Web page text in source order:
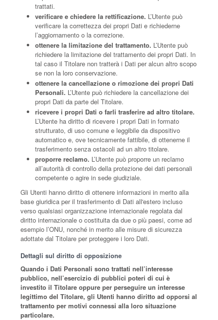
trattati.
verificare e chiedere la rettificazione. L’Utente può
verificare la correttezza dei propri Dati e richiederne
l’aggiornamento o la correzione.
ottenere la limitazione del trattamento. L’Utente può
richiedere la limitazione del trattamento dei propri Dati. In
tal caso il Titolare non tratterà i Dati per alcun altro scopo
se non la loro conservazione.
ottenere la cancellazione o rimozione dei propri Dati
Personali. L’Utente può richiedere la cancellazione dei
propri Dati da parte del Titolare.
ricevere i propri Dati o farli trasferire ad altro titolare.
L’Utente ha diritto di ricevere i propri Dati in formato
strutturato, di uso comune e leggibile da dispositivo
automatico e, ove tecnicamente fattibile, di ottenerne il
trasferimento senza ostacoli ad un altro titolare.
proporre reclamo. L’Utente può proporre un reclamo
all’autorità di controllo della protezione dei dati personali
competente o agire in sede giudiziale.
Gli Utenti hanno diritto di ottenere informazioni in merito alla
base giuridica per il trasferimento di Dati all'estero incluso
verso qualsiasi organizzazione internazionale regolata dal
diritto internazionale o costituita da due o più paesi, come ad
esempio l’ONU, nonché in merito alle misure di sicurezza
adottate dal Titolare per proteggere i loro Dati.
Dettagli sul diritto di opposizione
Quando i Dati Personali sono trattati nell’interesse
pubblico, nell’esercizio di pubblici poteri di cui è
investito il Titolare oppure per perseguire un interesse
legittimo del Titolare, gli Utenti hanno diritto ad opporsi al
trattamento per motivi connessi alla loro situazione
particolare.